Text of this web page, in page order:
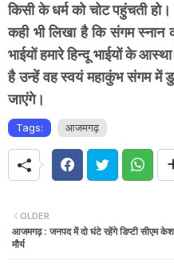
किसी के धर्म को चोट पहुंचती
कही भी लिखा है कि संगम स्नान
भाईयों हमारे हिन्दू भाईयों के
है उन्हें वह स्वयं महाकुंभ संगम में
जाएंगे।
Tags: आजमगढ़
OLDER
आजमगढ़ : जनपद में दो घंटे रहेंगे डिप्टी सीएम
मौर्य